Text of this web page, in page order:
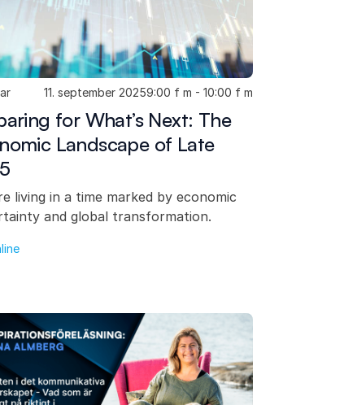
11. september 20259:00 f m - 10:00 f m
for What’s Next: The
Landscape of Late
living in a time marked by economic
and global transformation.